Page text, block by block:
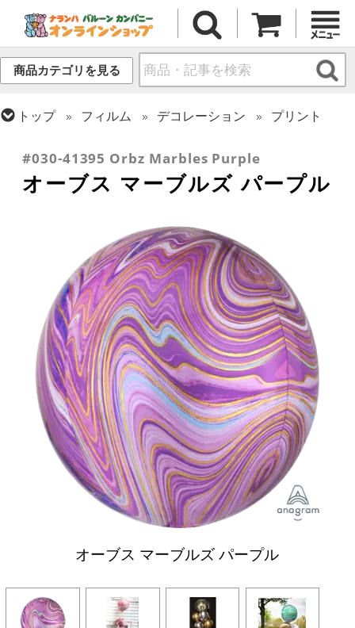
商品カテゴリを見る
トップ フィルム デコレーション
プリント
#030-41395 Orbz Marbles Purple
オーブス マーブルズ パープル
オーブス マーブルズ パープル